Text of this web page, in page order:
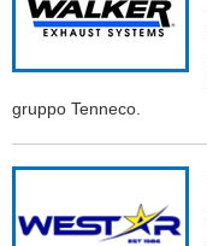
gruppo Tenneco.